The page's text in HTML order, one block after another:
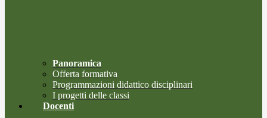
Panoramica
Offerta formativa
Programmazioni didattico disciplinari
I progetti delle classi
Docenti